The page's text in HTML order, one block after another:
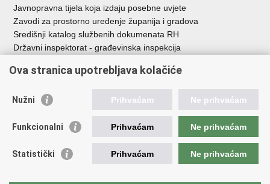
Javnopravna tijela koja izdaju posebne uvjete
Zavodi za prostorno uređenje županija i gradova
Središnji katalog službenih dokumenata RH
Državni inspektorat - građevinska inspekcija
Vlada Republike Hrvatske
Agencija za pravni promet i posredovanje nekretninama
Fond za zaštitu okoliša i energetsku učinkovitost
Ova stranica upotrebljava kolačiće
Nužni Prihvaćam Ne prihvaćam
Funkcionalni Prihvaćam Ne prihvaćam
Statistički Prihvaćam Ne prihvaćam